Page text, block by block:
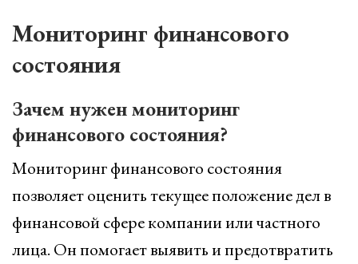
Мониторинг финансового
состояния
Зачем нужен мониторинг
финансового состояния?
Мониторинг финансового состояния
позволяет оценить текущее положение дел в
финансовой сфере компании или частного
лица. Он помогает выявить и предотвратить